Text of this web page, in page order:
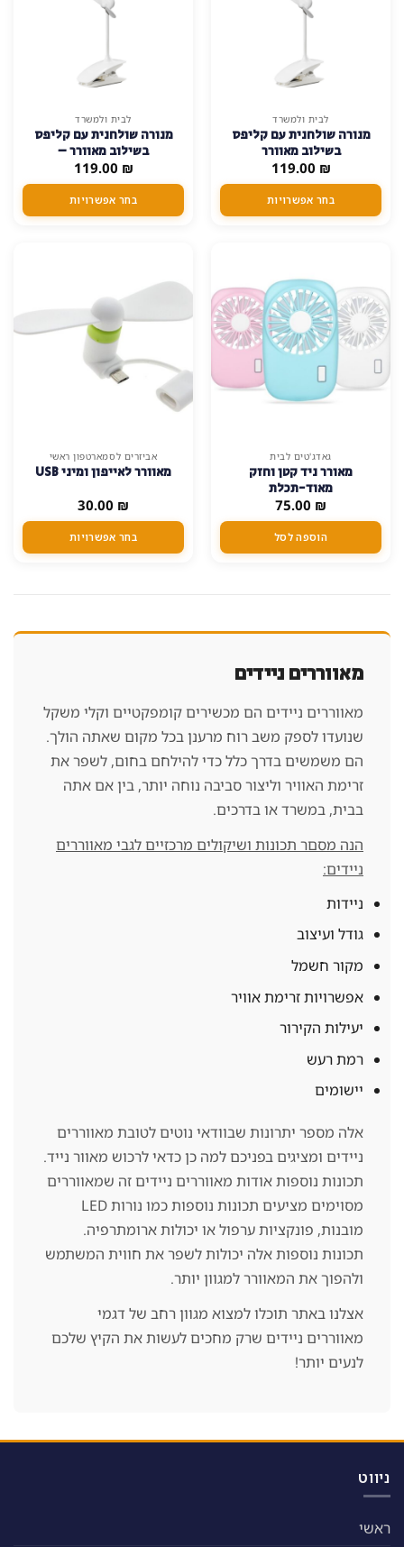
לבית ולמשרד
מנורה שולחנית עם קליפס
בשילוב מאוורר
119.00 ₪
בחר אפשרויות
זה
ניתן
בעמוד
המוצר
לבית ולמשרד
מנורה שולחנית עם קליפס
בשילוב מאוורר –
119.00 ₪
בחר אפשרויות
גאדג'טים לבית
מאורר ניד קטן וחזק
מאוד-תכלת
75.00 ₪
הוספה לסל
אביזרים לסמארטפון ראשי
מאוורר לאייפון ומיני USB
30.00 ₪
בחר אפשרויות
למוצר
ניתן
בעמוד
מאווררים ניידים
מאווררים ניידים הם מכשירים קומפקטיים וקלי משקל
שנועדו לספק משב רוח מרענן בכל מקום שאתה הולך.
הם משמשים בדרך כלל כדי להילחם בחום, לשפר את
זרימת האוויר וליצור סביבה נוחה יותר, בין אם אתה
בבית, במשרד או בדרכים.
הנה מסםר תכונות ושיקולים מרכזיים לגבי מאווררים
ניידים:
ניידות
גודל ועיצוב
מקור חשמל
אפשרויות זרימת אוויר
יעילות הקירור
רמת רעש
יישומים
אלה מספר יתרונות שבוודאי נוטים לטובת מאווררים
ניידים ומציגים בפניכם למה כן כדאי לרכוש מאוור נייד.
תכונות נוספות אודות מאווררים ניידים זה שמאווררים
מסוימים מציעים תכונות נוספות כמו נורות LED
מובנות, פונקציות ערפול או יכולות ארומתרפיה.
תכונות נוספות אלה יכולות לשפר את חווית המשתמש
ולהפוך את המאוורר למגוון יותר.
אצלנו באתר תוכלו למצוא מגוון רחב של דגמי
מאווררים ניידים שרק מחכים לעשות את הקיץ שלכם
לנעים יותר!
ניווט
ראשי